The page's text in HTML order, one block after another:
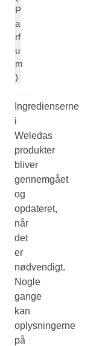
P
a
rf
u
m
)
Ingredienserne
i
Weledas
produkter
bliver
gennemgået
og
opdateret,
når
det
er
nødvendigt.
Nogle
gange
kan
oplysningerne
på